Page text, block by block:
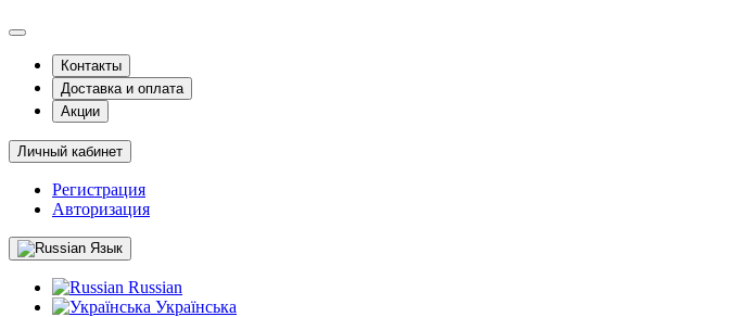
Контакты
Доставка и оплата
Акции
Личный кабинет
Регистрация
Авторизация
Язык
Russian
Українська